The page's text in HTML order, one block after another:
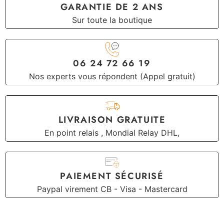
GARANTIE DE 2 ANS
Sur toute la boutique
06 24 72 66 19
Nos experts vous répondent (Appel gratuit)
LIVRAISON GRATUITE
En point relais , Mondial Relay DHL,
PAIEMENT SÉCURISÉ
Paypal virement CB - Visa - Mastercard